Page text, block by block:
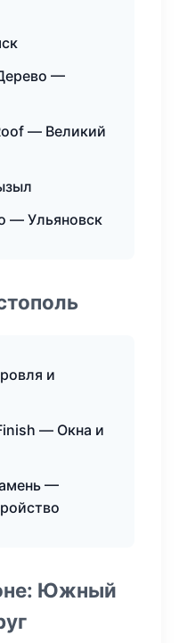
—
— Великий
— Ульяновск
и
— Окна и
—
Южный